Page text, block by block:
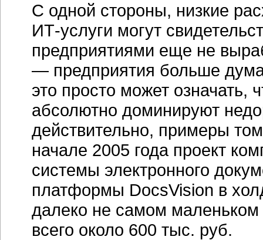
С одной стороны, низкие
ИТ-услуги могут
предприятиями еще не
— предприятия больше
это просто может означать,
абсолютно доминируют
действительно, примеры
начале 2005 года проект
системы электронного
платформы DocsVision в
далеко не самом
всего около 600 тыс. руб.